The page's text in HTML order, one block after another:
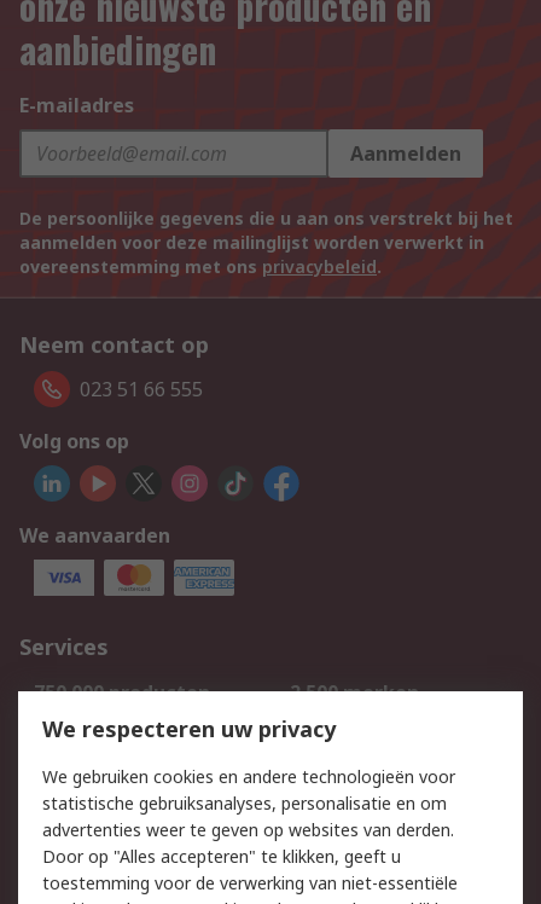
aanbiedingen
E-mailadres
Aanmelden
De persoonlijke gegevens die u aan ons verstrekt bij het
aanmelden voor deze mailinglijst worden verwerkt in
overeenstemming met ons privacybeleid.
Neem contact op
023 51 66 555
Volg ons op
We aanvaarden
Services
750.000 producten
2.500 merken
Bestellen
Inkoopoplossingen
Track & Trace
Wettelijk
We respecteren uw privacy
We gebruiken cookies en andere technologieën voor
statistische gebruiksanalyses, personalisatie en om
advertenties weer te geven op websites van derden.
Door op "Alles accepteren" te klikken, geeft u
toestemming voor de verwerking van niet-essentiële